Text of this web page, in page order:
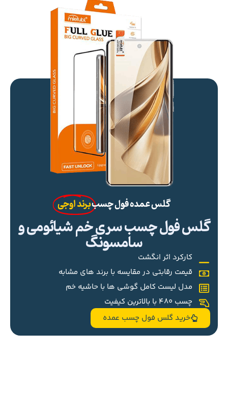
گلس عمده فول چسببرند اوجی
گلس فول چسب سری خم شیائومی و
سامسونگ
کارکرد اثر انگشت
قیمت رقابتی در مقایسه با برند های مشابه
مدل لیست کامل گوشی ها با حاشیه خم
چسب 480 با بالاترین کیفیت
خرید گلس فول چسب عمده